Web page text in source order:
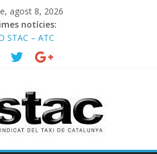
agost 8, 2026
notícies:
STAC – ATC
la reunión con los Mossos d
Barcelona.
29.07.2026 en COOLTURA FM.
TÈCNICA PARA MEJORAR LA
EL PUERTO DE BARCELONA.
22.07.2026 en COOLTURA FM.